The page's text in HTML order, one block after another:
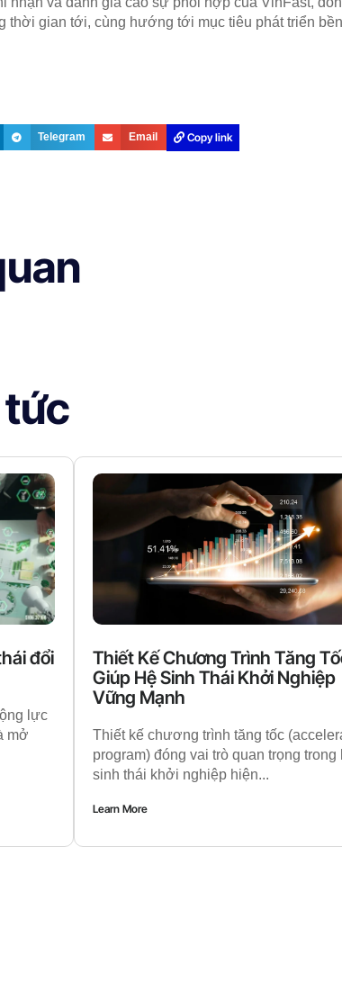
thời gian tới, cùng hướng tới mục tiêu phát triển
Telegram Email Copy link
đổi
lực
mở
Thiết Kế Chương Trình Tăng
Giúp Hệ Sinh Thái Khởi Nghiệp
Vững Mạnh
Thiết kế chương trình tăng tốc
program) đóng vai trò quan trọng trong
sinh thái khởi nghiệp hiện...
Learn More